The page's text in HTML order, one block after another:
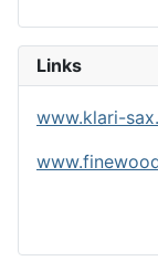
Links
www.klari-